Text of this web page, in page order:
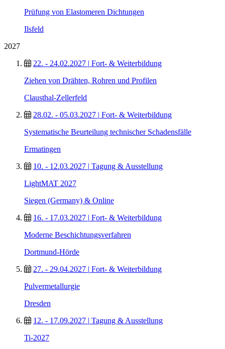
Prüfung von Elastomeren Dichtungen
Ilsfeld
2027
22. - 24.02.2027
Fort- & Weiterbildung
Ziehen von Drähten, Rohren und Profilen
Clausthal-Zellerfeld
28.02. - 05.03.2027
Fort- & Weiterbildung
Systematische Beurteilung technischer Schadensfälle
Ermatingen
10. - 12.03.2027
Tagung & Ausstellung
LightMAT 2027
Siegen (Germany) & Online
16. - 17.03.2027
Fort- & Weiterbildung
Moderne Beschichtungsverfahren
Dortmund-Hörde
27. - 29.04.2027
Fort- & Weiterbildung
Pulvermetallurgie
Dresden
12. - 17.09.2027
Tagung & Ausstellung
Ti-2027